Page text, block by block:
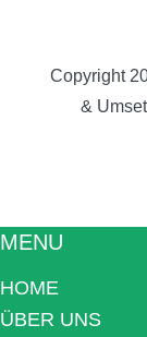
Copyright
&
MENU
HOME
ÜBER UNS